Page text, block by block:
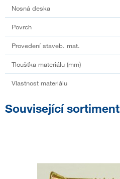
Nosná deska
Povrch
Provedení staveb. mat.
Tloušťka materiálu (mm)
Vlastnost materiálu
Související sortiment